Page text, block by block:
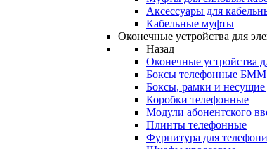
Аксессуары для
Кабельные муфты
Оконечные устройства для
Назад
Оконечные устройства
Боксы телефонные БММ
Боксы, рамки и несущие
Коробки телефонные
Модули абонентского
Плинты телефонные
Фурнитура для